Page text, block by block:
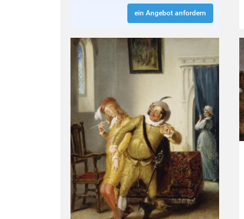
ein Angebot anfordern